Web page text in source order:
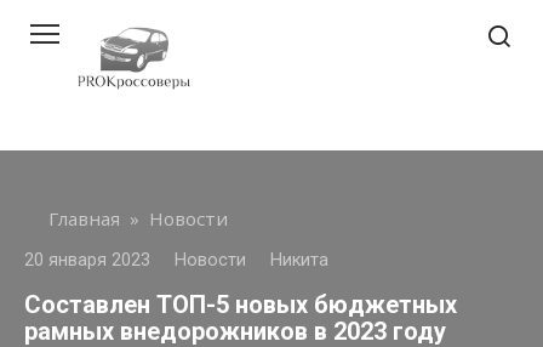
контенту
Главная » Новости
20 января 2023 Новости Никита
Составлен ТОП-5 новых бюджетных
рамных внедорожников в 2023 году